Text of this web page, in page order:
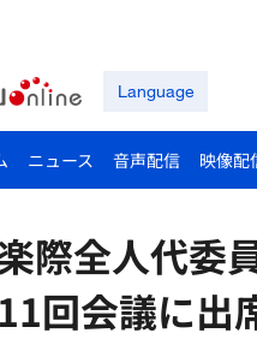
Language
ニュース 音声配信 映像配
際全人代委
回会議に出